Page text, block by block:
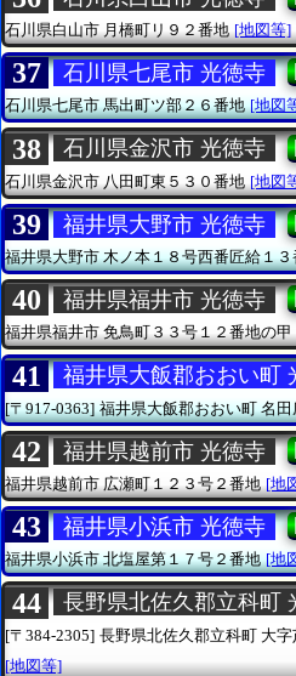
石川県白山市月橋町リ９２番地 [地図等]
37 石川県七尾市 光徳寺
石川県七尾市馬出町ツ部２６番地 [地図
38 石川県金沢市 光徳寺
石川県金沢市 八田町東５３０番地 [地図
39 福井県大野市 光徳寺
福井県大野市木ノ本１８号西番匠給１３
40 福井県福井市 光徳寺
福井県福井市免鳥町３３号１２番地の甲
41 福井県大飯郡おおい町
[〒917-0363] 福井県大飯郡おおい町名田
42 福井県越前市 光徳寺
福井県越前市広瀬町１２３号２番地 [地
43 福井県小浜市 光徳寺
福井県小浜市北塩屋第１７号２番地 [地
44 長野県北佐久郡立科町
[〒384-2305] 長野県北佐久郡立科町 大
[地図等]